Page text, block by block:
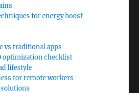
for energy boost
vs traditional apps
optimization checklist
lifestyle
for remote workers